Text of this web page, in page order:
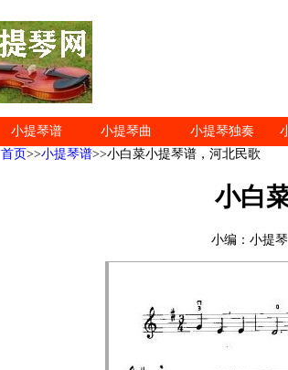
小提琴谱 小提琴曲 小提琴独奏
首页>>小提琴谱>>小白菜小提琴谱，河北民歌
小白
小编：小提琴